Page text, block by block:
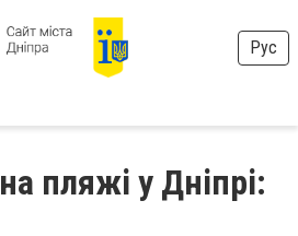
Рус
пляжі у Дніпрі: